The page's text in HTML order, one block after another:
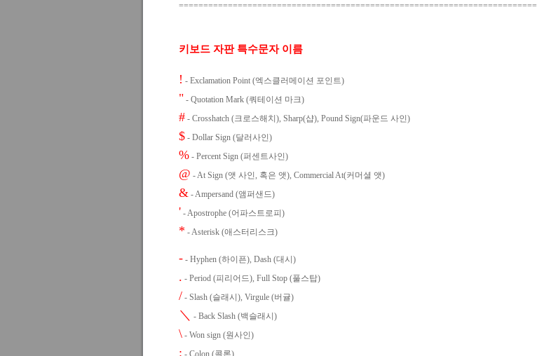
키보드 자판 특수문자 이름
! - Exclamation Point (엑스클러메이션 포인트)
" - Quotation Mark (쿼테이션 마크)
# - Crosshatch (크로스해치), Sharp(샵), Pound Sign(파운드 사인)
$ - Dollar Sign (달러사인)
% - Percent Sign (퍼센트사인)
@ - At Sign (앳 사인, 혹은 앳), Commercial At(커머셜 앳)
& - Ampersand (앰퍼샌드)
' - Apostrophe (어파스트로피)
* - Asterisk (애스터리스크)
- - Hyphen (하이픈), Dash (대시)
. - Period (피리어드), Full Stop (풀스탑)
/ - Slash (슬래시), Virgule (버귤)
＼ - Back Slash (백슬래시)
\ - Won sign (원사인)
: - Colon (콜론)